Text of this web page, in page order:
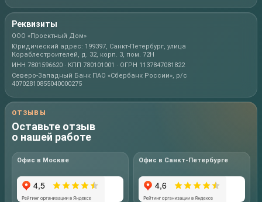
Реквизиты
ООО «Проектный Дом»
Юридический адрес: 199397, Санкт-Петербург, улица
Кораблестроителей, д. 32, корп. 3, пом. 72Н
ИНН 7801596620 · КПП 780101001 · ОГРН 1137847081822
Северо-Западный Банк ПАО «Сбербанк России», р/с
40702810855040000275
ОТЗЫВЫ
Оставьте отзыв
о нашей работе
Офис в Москве Офис в Санкт-Петербурге